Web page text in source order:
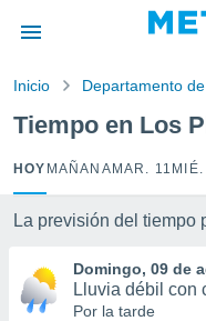
ha sido
la
que se
calidad.
las
Inicio Departamento
Tiempo en Los
HOY MAÑANA MAR. 11
La previsión del tiempo
Domingo, 09 de
Lluvia débil con
Por la tarde